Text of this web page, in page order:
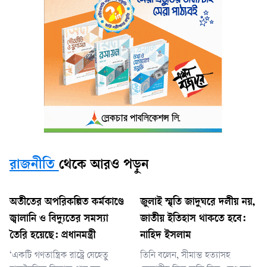
রাজনীতি থেকে আরও পড়ুন
অতীতের অপরিকল্পিত কর্মকাণ্ডে
জ্বালানি ও বিদ্যুতের সমস্যা
তৈরি হয়েছে: প্রধানমন্ত্রী
‘একটি গণতান্ত্রিক রাষ্ট্রে যেহেতু
জুলাই স্মৃতি জাদুঘরে দলীয় নয়,
জাতীয় ইতিহাস থাকতে হবে:
নাহিদ ইসলাম
তিনি বলেন, সীমান্ত হত্যাসহ